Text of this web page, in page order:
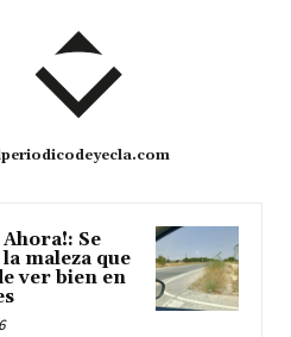
Se
maleza que
ver bien en